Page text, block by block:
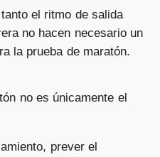
el ritmo de salida
no hacen necesario un
la prueba de maratón.
no es únicamente el
prever el